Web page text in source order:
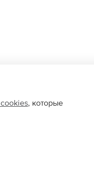
cookies, которые